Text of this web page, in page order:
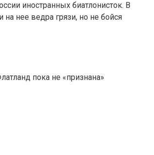
иностранных биатлонисток. В
нее ведра грязи, но не бойся
пока не «признана»